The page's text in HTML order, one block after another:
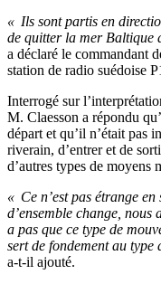
« Ils sont partis en
de quitter la mer Baltique
a déclaré le commandant
station de radio suédoise
Interrogé sur
M. Claesson a répondu
départ et qu’il n’était pas
riverain, d’entrer et de
d’autres types de moyens
« Ce n’est pas étrange
d’ensemble change, nous
a pas que ce type de
sert de fondement au type
a-t-il ajouté.